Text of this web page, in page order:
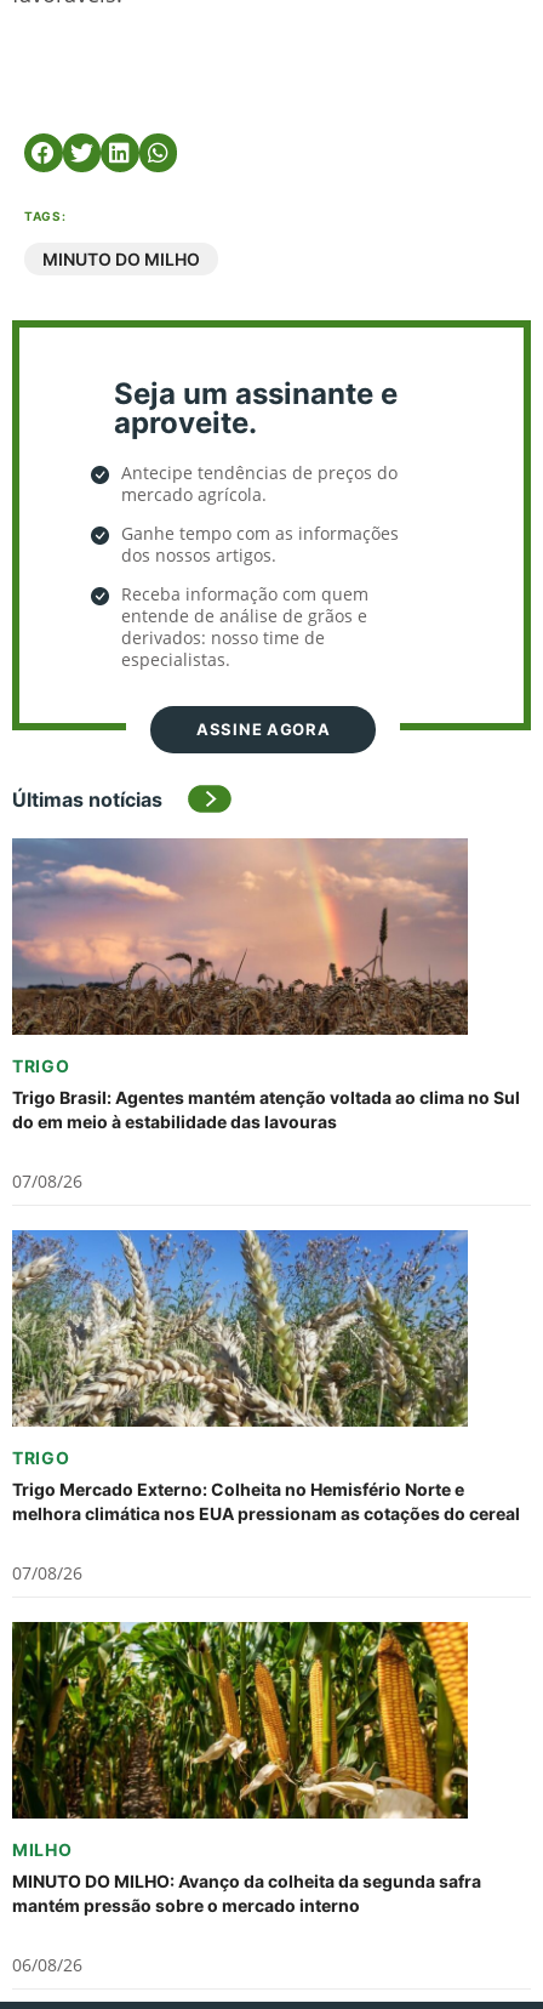
TAGS:
MINUTO DO MILHO
Seja um assinante e
aproveite.
Antecipe tendências de preços do
mercado agrícola.
Ganhe tempo com as informações
dos nossos artigos.
Receba informação com quem
entende de análise de grãos e
derivados: nosso time de
especialistas.
ASSINE AGORA
Últimas notícias
TRIGO
Trigo Brasil: Agentes mantém atenção voltada ao clima no Sul
do em meio à estabilidade das lavouras
07/08/26
TRIGO
Trigo Mercado Externo: Colheita no Hemisfério Norte e
melhora climática nos EUA pressionam as cotações do cereal
07/08/26
MILHO
MINUTO DO MILHO: Avanço da colheita da segunda safra
mantém pressão sobre o mercado interno
06/08/26